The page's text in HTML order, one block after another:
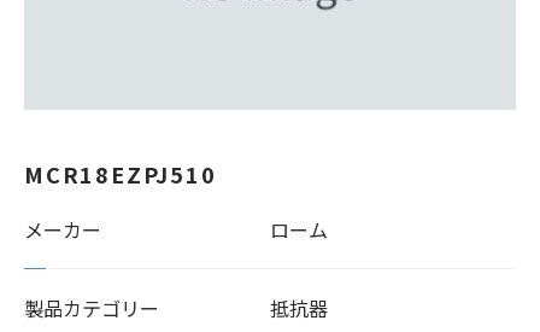
MCR18EZPJ510
メーカー ローム
製品カテゴリー 抵抗器